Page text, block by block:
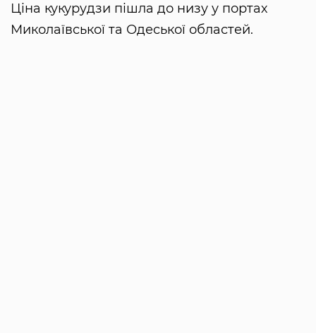
Ціна кукурудзи пішла до низу у портах
Миколаївської та Одеської областей.